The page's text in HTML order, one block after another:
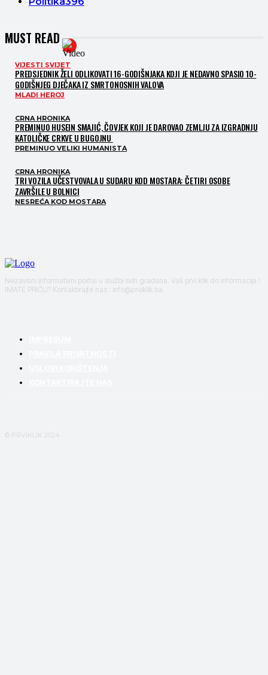
MUST READ
VIJESTI SVIJET
PREDSJEDNIK ŽELI ODLIKOVATI 16-GODIŠNJAKA KOJI JE NEDAVNO SPASIO 10-
GODIŠNJEG DJEČAKA IZ SMRTONOSNIH VALOVA
MLADI HEROJ
CRNA HRONIKA
PREMINUO HUSEIN SMAJIĆ, ČOVJEK KOJI JE DAROVAO ZEMLJU ZA IZGRADNJU
KATOLIČKE CRKVE U BUGOJNU
PREMINUO VELIKI HUMANISTA
CRNA HRONIKA
TRI VOZILA UČESTVOVALA U SUDARU KOD MOSTARA: ČETIRI OSOBE
ZAVRŠILE U BOLNICI
NESREĆA KOD MOSTARA
Nezavisni informativni portal u službi svih građana. Vaš prvi klik do informacija !
IMATE PRIČU? Kontaktirajte nas : info@prviklik.ba
© PRVIKLIK 2024